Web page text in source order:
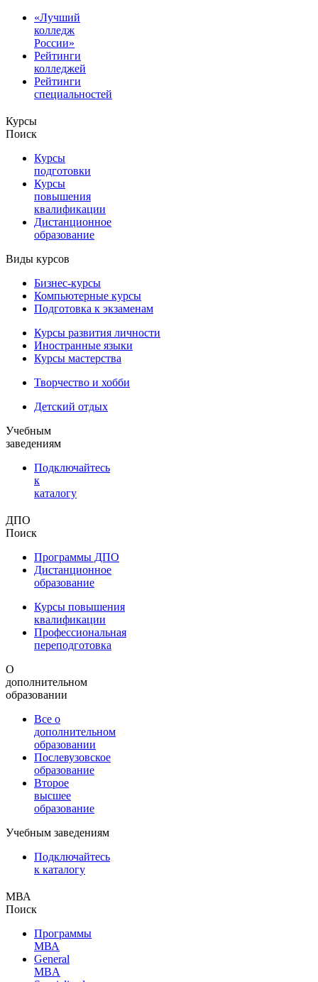
«Лучший
колледж
России»
Рейтинги
колледжей
Рейтинги
специальностей
Курсы
Поиск
Курсы
подготовки
Курсы
повышения
квалификации
Дистанционное
образование
Виды курсов
Бизнес-курсы
Компьютерные курсы
Подготовка к экзаменам
Курсы развития личности
Иностранные языки
Курсы мастерства
Творчество и хобби
Детский отдых
Учебным
заведениям
Подключайтесь
к
каталогу
ДПО
Поиск
Программы ДПО
Дистанционное
образование
Курсы повышения
квалификации
Профессиональная
переподготовка
О
дополнительном
образовании
Все о
дополнительном
образовании
Послевузовское
образование
Второе
высшее
образование
Учебным заведениям
Подключайтесь
к каталогу
МВА
Поиск
Программы
МВА
General
MBA